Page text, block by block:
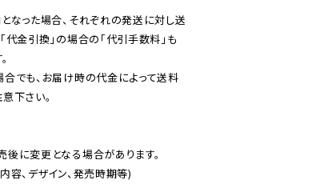
なった場合、それぞれの発送に対し送
金引換」の場合の「代引手数料」も
でも、お届け時の代金によって送料
下さい。
に変更となる場合があります。
、デザイン、発売時期等)